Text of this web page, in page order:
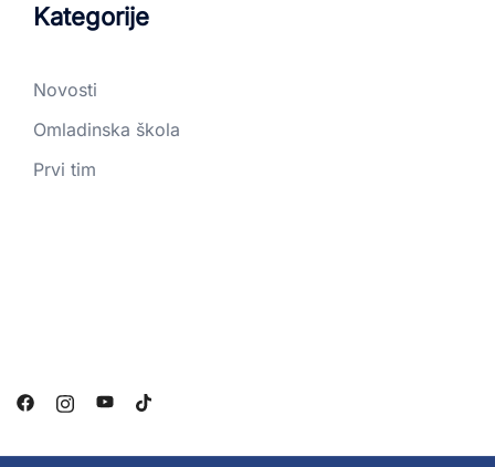
Kategorije
Novosti
Omladinska škola
Prvi tim